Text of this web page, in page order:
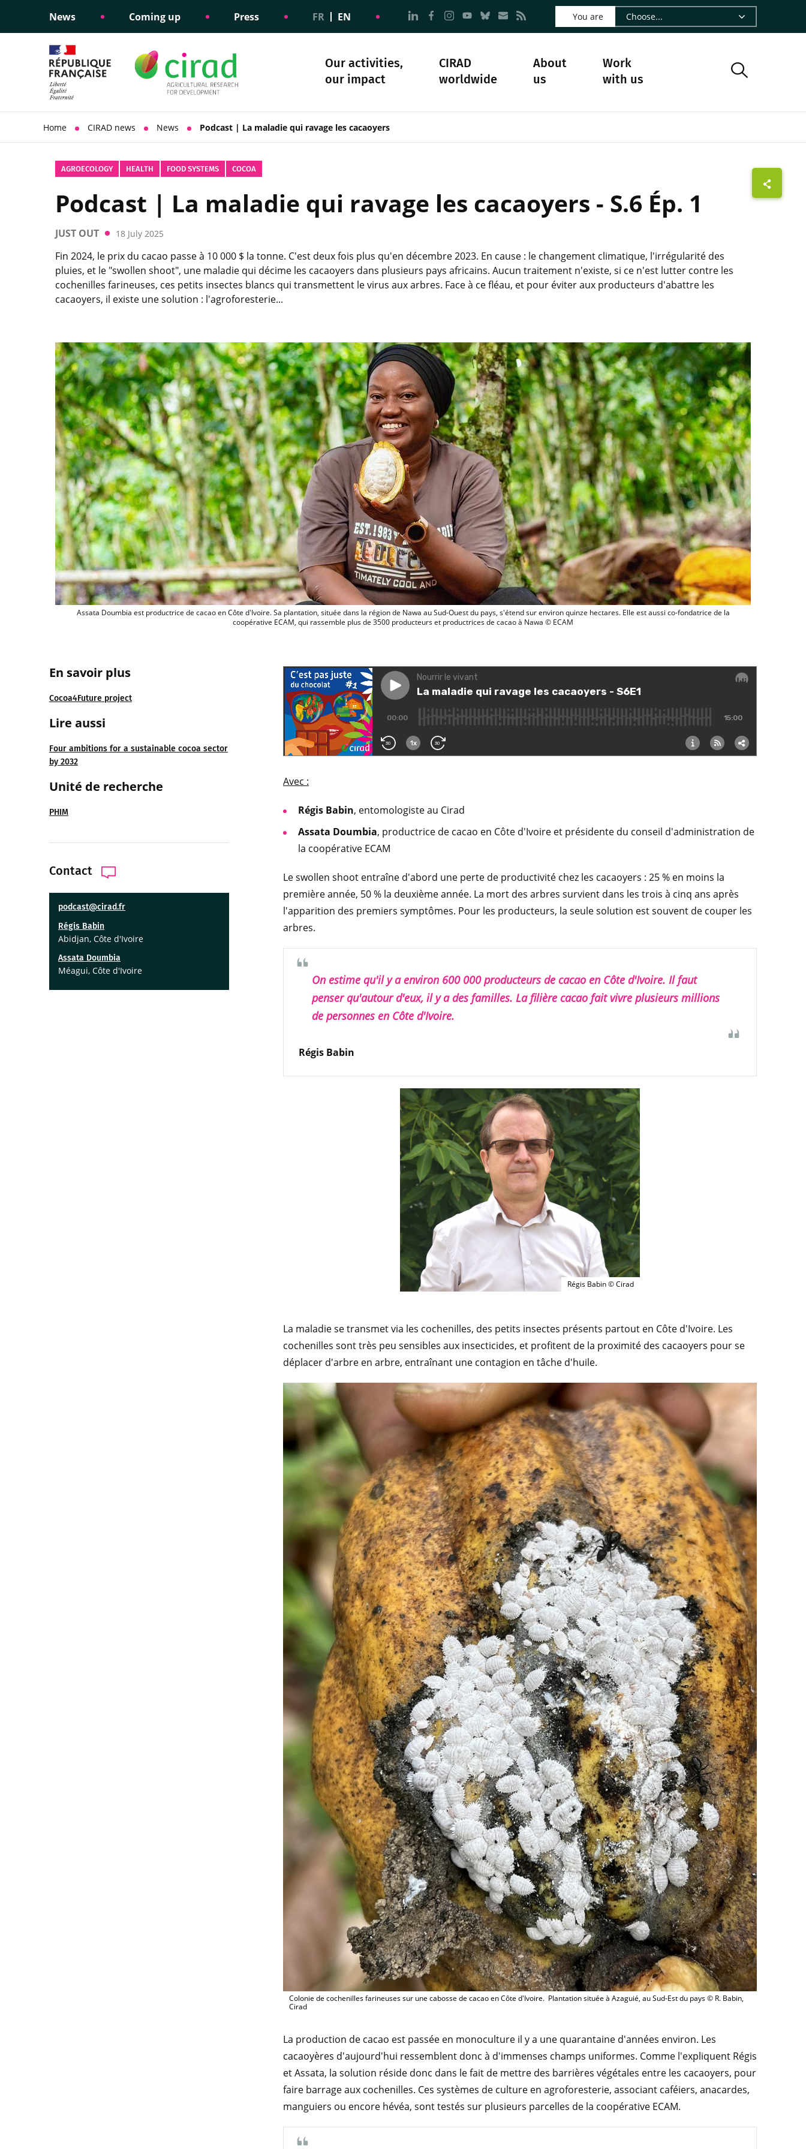
News Coming up Press FR EN Go to page Follow us on LinkedIn - CIRAD
Go to page Follow us on Facebook - CIRAD
Go to page Follow us on Instagram - CIRAD
Go to page Follow us on Youtube - CIRAD
Go to page Follow us on Bluesky - CIRAD
Go to page Contact us - CIRAD
Go to page RSS - CIRAD
You are
Our activities,
our impact
Informing public policy
Science diplomacy
support
CIRAD
worldwide
About
us
Ethical commitments
Social responsibility
policy
Science and society Our history
Work
with us
Home CIRAD news News Podcast | La maladie qui ravage les cacaoyers
AGROECOLOGY HEALTH FOOD SYSTEMS COCOA
Podcast | La maladie qui ravage les cacaoyers - S.6 Ép. 1
JUST OUT 18 July 2025
Fin 2024, le prix du cacao passe à 10 000 $ la tonne. C'est deux fois plus qu'en décembre 2023. En cause : le changement climatique, l'irrégularité des
pluies, et le "swollen shoot", une maladie qui décime les cacaoyers dans plusieurs pays africains. Aucun traitement n'existe, si ce n'est lutter contre les
cochenilles farineuses, ces petits insectes blancs qui transmettent le virus aux arbres. Face à ce fléau, et pour éviter aux producteurs d'abattre les
cacaoyers, il existe une solution : l'agroforesterie...
Assata Doumbia est productrice de cacao en Côte d'Ivoire © ECAM
Assata Doumbia est productrice de cacao en Côte d'Ivoire. Sa plantation, située dans la région de Nawa au Sud-Ouest du pays, s'étend sur environ quinze hectares. Elle est aussi co-fondatrice de la
coopérative ECAM, qui rassemble plus de 3500 producteurs et productrices de cacao à Nawa © ECAM
En savoir plus
Cocoa4Future project
Lire aussi
Four ambitions for a sustainable cocoa sector
by 2032
Unité de recherche
PHIM
Contact
podcast@cirad.fr
Régis Babin
Abidjan, Côte d'Ivoire
Assata Doumbia
Méagui, Côte d'Ivoire
Avec :
Régis Babin, entomologiste au Cirad
Assata Doumbia, productrice de cacao en Côte d'Ivoire et présidente du conseil d'administration de
la coopérative ECAM
Le swollen shoot entraîne d'abord une perte de productivité chez les cacaoyers : 25 % en moins la
première année, 50 % la deuxième année. La mort des arbres survient dans les trois à cinq ans après
l'apparition des premiers symptômes. Pour les producteurs, la seule solution est souvent de couper les
arbres.
On estime qu'il y a environ 600 000 producteurs de cacao en Côte d'Ivoire. Il faut
penser qu'autour d'eux, il y a des familles. La filière cacao fait vivre plusieurs millions
de personnes en Côte d'Ivoire.
Régis Babin
Régis Babin © Cirad
La maladie se transmet via les cochenilles, des petits insectes présents partout en Côte d'Ivoire. Les
cochenilles sont très peu sensibles aux insecticides, et profitent de la proximité des cacaoyers pour se
déplacer d'arbre en arbre, entraînant une contagion en tâche d'huile.
Colonie de cochenilles farineuses sur une cabosse de cacao en Côte d'Ivoire. Plantation située à Azaguié, au Sud-Est du pays © R. Babin,
Cirad
La production de cacao est passée en monoculture il y a une quarantaine d'années environ. Les
cacaoyères d'aujourd'hui ressemblent donc à d'immenses champs uniformes. Comme l'expliquent Régis
et Assata, la solution réside donc dans le fait de mettre des barrières végétales entre les cacaoyers, pour
faire barrage aux cochenilles. Ces systèmes de culture en agroforesterie, associant caféiers, anacardes,
manguiers ou encore hévéa, sont testés sur plusieurs parcelles de la coopérative ECAM.